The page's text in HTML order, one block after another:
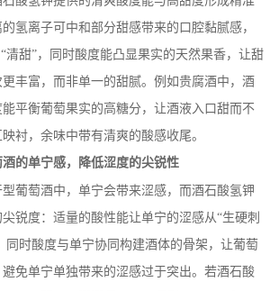
氢离子可中和部分甜感带来的口腔黏腻感，
清甜”，同时酸度能凸显果实的天然果香，让甜
丰富，而非单一的甜腻。例如贵腐酒中，酒
平衡葡萄果实的高糖分，让酒液入口甜而不
衬，余味中带有清爽的酸感收尾。
的单宁感，降低涩度的尖锐性
葡萄酒中，单宁会带来涩感，而酒石酸氢钾
锐度：适量的酸性能让单宁的涩感从“生硬刺
同时酸度与单宁协同构建酒体的骨架，让葡萄
免单宁单独带来的涩感过于突出。若酒石酸